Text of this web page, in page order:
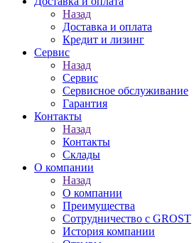
Назад
Доставка и оплата
Кредит и лизинг
Сервис
Назад
Сервис
Сервисное обслуживание
Гарантия
Контакты
Назад
Контакты
Склады
О компании
Назад
О компании
Преимущества
Сотрудничество с GROST
История компании